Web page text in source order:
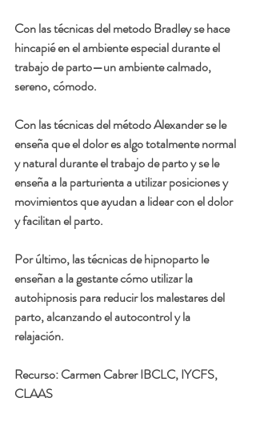
Con las técnicas del metodo Bradley se hace
hincapié en el ambiente especial durante el
trabajo de parto—un ambiente calmado,
sereno, cómodo.
Con las técnicas del método Alexander se le
enseña que el dolor es algo totalmente normal
y natural durante el trabajo de parto y se le
enseña a la parturienta a utilizar posiciones y
movimientos que ayudan a lidear con el dolor
y facilitan el parto.
Por último, las técnicas de hipnoparto le
enseñan a la gestante cómo utilizar la
autohipnosis para reducir los malestares del
parto, alcanzando el autocontrol y la
relajación.
Recurso: Carmen Cabrer IBCLC, IYCFS,
CLAAS